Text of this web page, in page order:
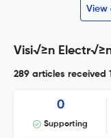
View
Visi√≥n
289 articles received
0
Supporting